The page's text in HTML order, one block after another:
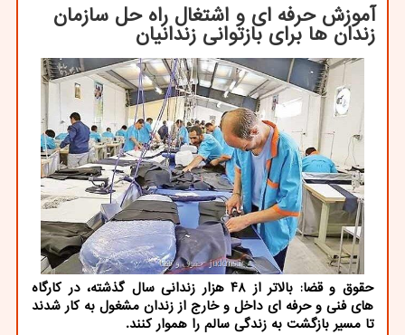
آموزش حرفه ای و اشتغال راه حل سازمان
زندان ها برای بازتوانی زندانیان
حقوق و قضا: بالاتر از ۴۸ هزار زندانی سال گذشته، در کارگاه
های فنی و حرفه ای داخل و خارج از زندان مشغول به کار شدند
تا مسیر بازگشت به زندگی سالم را هموار کنند.